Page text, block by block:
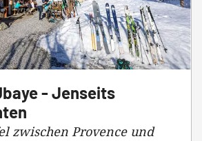
- Jenseits
zwischen Provence und